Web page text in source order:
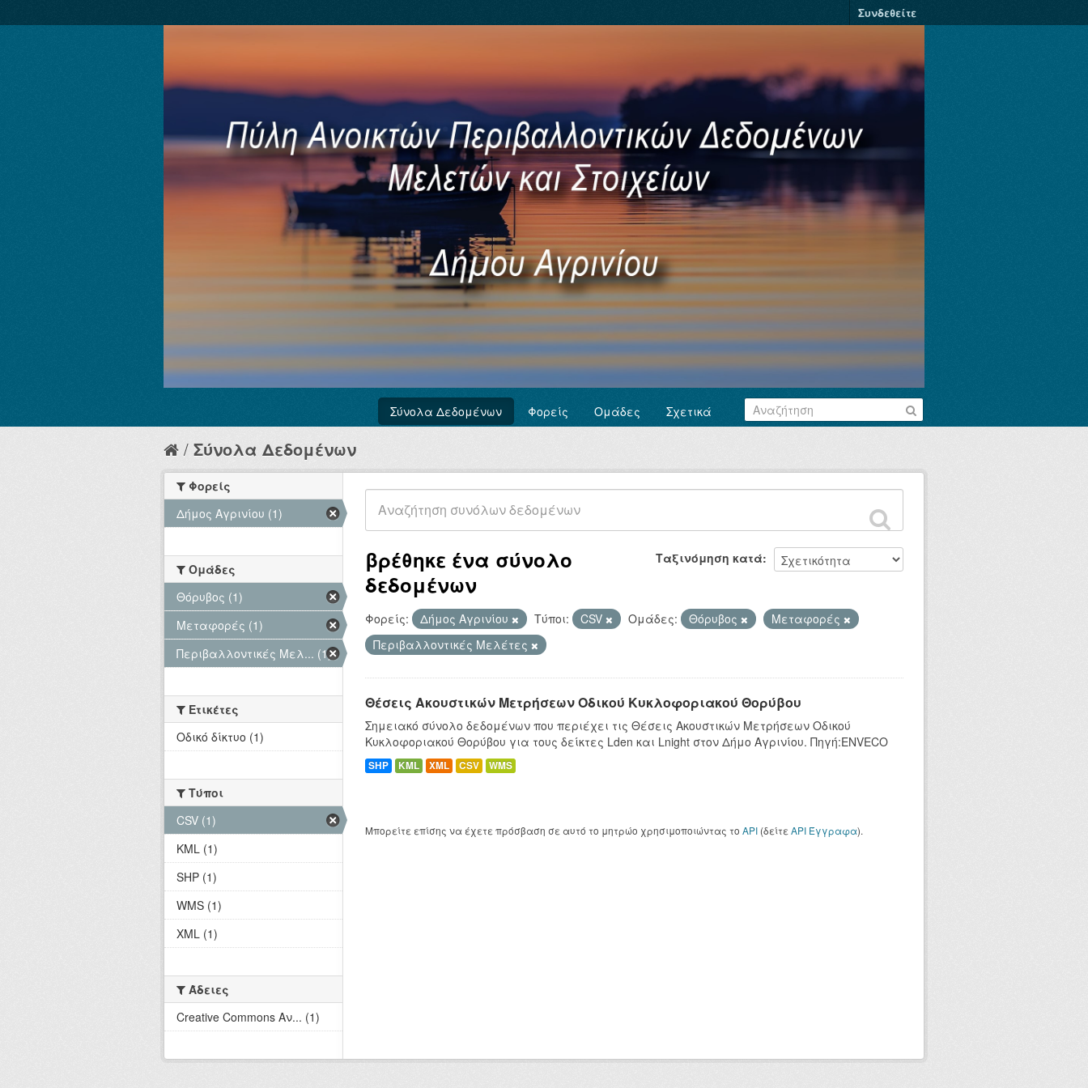
Συνδεθείτε
Σύνολα Δεδομένων Φορείς Ομάδες Σχετικά
Σύνολα Δεδομένων
Ταξινόμηση κατά
βρέθηκε ένα σύνολο
δεδομένων
Φορείς: Δήμος Αγρινίου Τύποι: CSV Ομάδες: Θόρυβος
Μεταφορές
Περιβαλλοντικές Μελέτες
Θέσεις Ακουστικών Μετρήσεων Οδικού Κυκλοφοριακού Θορύβου
Σημειακό σύνολο δεδομένων που περιέχει τις Θέσεις Ακουστικών Μετρήσεων Οδικού
Κυκλοφοριακού Θορύβου για τους δείκτες Lden και Lnight στον Δήμο Αγρινίου. Πηγή:ENVECO
SHP KML XML CSV WMS
Μπορείτε επίσης να έχετε πρόσβαση σε αυτό το μητρώο χρησιμοποιώντας το API (δείτε API Έγγραφα).
Φορείς
Δήμος Αγρινίου (1)
Ομάδες
Θόρυβος (1)
Μεταφορές (1)
Περιβαλλοντικές Μελ... (1)
Ετικέτες
Οδικό δίκτυο (1)
Τύποι
CSV (1)
KML (1)
SHP (1)
WMS (1)
XML (1)
Άδειες
Creative Commons Αν... (1)